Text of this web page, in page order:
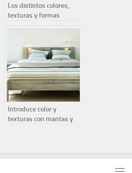
Los distintos colores,
texturas y formas
Introduce color y
texturas con mantas y